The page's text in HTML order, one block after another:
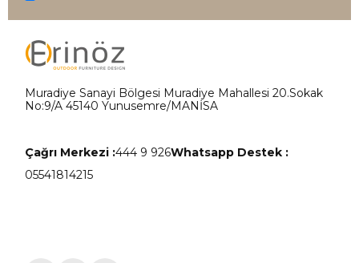
Muradiye Sanayi Bölgesi Muradiye Mahallesi 20.Sokak
No:9/A 45140 Yunusemre/MANİSA
Çağrı Merkezi :444 9 926Whatsapp Destek :
05541814215